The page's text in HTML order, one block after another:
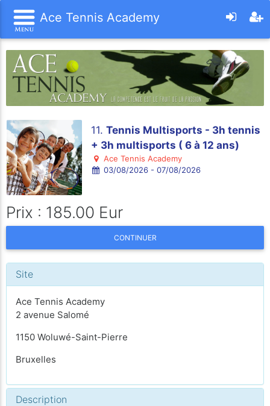
Ace Tennis Academy
11. Tennis Multisports - 3h tennis
+ 3h multisports ( 6 à 12 ans)
Ace Tennis Academy
03/08/2026 - 07/08/2026
Prix : 185.00 Eur
CONTINUER
Site
Ace Tennis Academy
2 avenue Salomé
1150 Woluwé-Saint-Pierre
Bruxelles
Description